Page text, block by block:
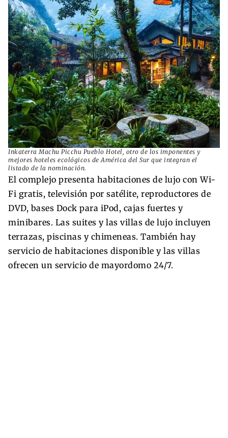
Inkaterra Machu Picchu Pueblo Hotel, otro de los imponentes y
mejores hoteles ecológicos de América del Sur que integran el
listado de la nominación.
El complejo presenta habitaciones de lujo con Wi-
Fi gratis, televisión por satélite, reproductores de
DVD, bases Dock para iPod, cajas fuertes y
minibares. Las suites y las villas de lujo incluyen
terrazas, piscinas y chimeneas. También hay
servicio de habitaciones disponible y las villas
ofrecen un servicio de mayordomo 24/7.